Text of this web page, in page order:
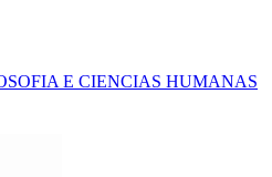
E CIENCIAS HUMANAS